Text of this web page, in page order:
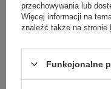
chirurgia
Dobór nici JOST
przechowywania lub
Więcej informacji na
znaleźć także na stronie
Funkcjonalne